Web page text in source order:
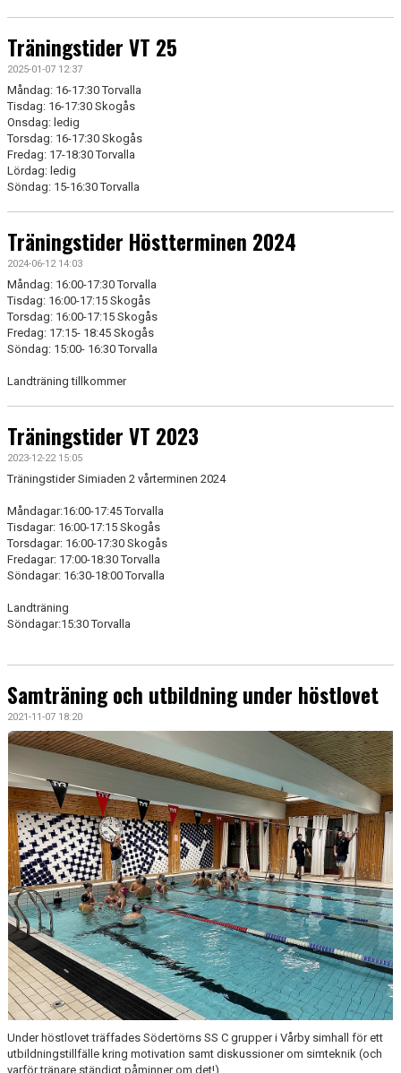
Träningstider VT 25
2025-01-07 12:37
Måndag: 16-17:30 Torvalla
Tisdag: 16-17:30 Skogås
Onsdag: ledig
Torsdag: 16-17:30 Skogås
Fredag: 17-18:30 Torvalla
Lördag: ledig
Söndag: 15-16:30 Torvalla
Träningstider Höstterminen 2024
2024-06-12 14:03
Måndag: 16:00-17:30 Torvalla
Tisdag: 16:00-17:15 Skogås
Torsdag: 16:00-17:15 Skogås
Fredag: 17:15- 18:45 Skogås
Söndag: 15:00- 16:30 Torvalla
Landträning tillkommer
Träningstider VT 2023
2023-12-22 15:05
Träningstider Simiaden 2 vårterminen 2024
Måndagar:16:00-17:45 Torvalla
Tisdagar: 16:00-17:15 Skogås
Torsdagar: 16:00-17:30 Skogås
Fredagar: 17:00-18:30 Torvalla
Söndagar: 16:30-18:00 Torvalla
Landträning
Söndagar:15:30 Torvalla
Samträning och utbildning under höstlovet
2021-11-07 18:20
Under höstlovet träffades Södertörns SS C grupper i Vårby simhall för ett
utbildningstillfälle kring motivation samt diskussioner om simteknik (och
varför tränare ständigt påminner om det!)